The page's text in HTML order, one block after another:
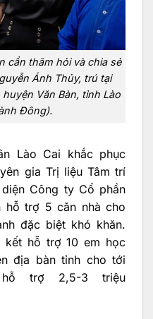
cần thăm hỏi và chia sẻ
Ánh Thủy, trú tại
Văn Bàn, tỉnh Lào
Đông).
Lào Cai khắc phục
gia Trị liệu Tâm trí
Công ty Cổ phần
hỗ trợ 5 căn nhà cho
đặc biệt khó khăn.
kết hỗ trợ 10 em học
địa bàn tỉnh cho tới
trợ 2,5-3 triệu